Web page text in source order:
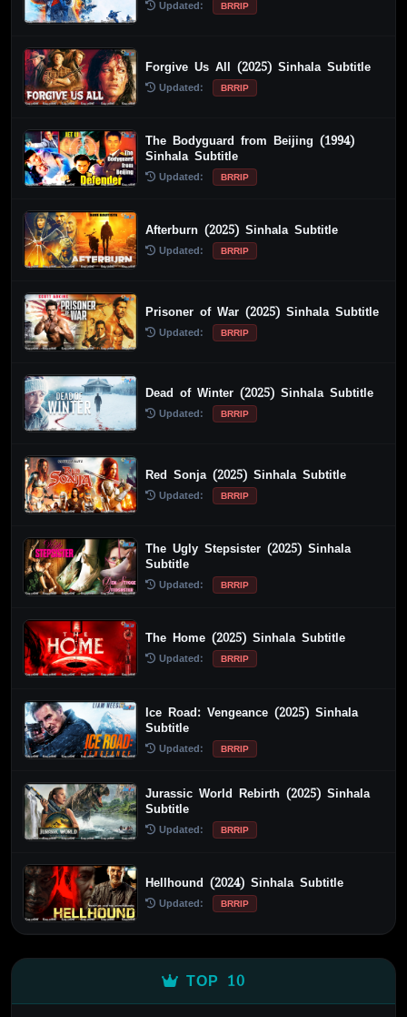
Updated: BRRIP
Forgive Us All (2025) Sinhala Subtitle
Updated: BRRIP
The Bodyguard from Beijing (1994)
Sinhala Subtitle
Updated: BRRIP
Afterburn (2025) Sinhala Subtitle
Updated: BRRIP
Prisoner of War (2025) Sinhala Subtitle
Updated: BRRIP
Dead of Winter (2025) Sinhala Subtitle
Updated: BRRIP
Red Sonja (2025) Sinhala Subtitle
Updated: BRRIP
The Ugly Stepsister (2025) Sinhala
Subtitle
Updated: BRRIP
The Home (2025) Sinhala Subtitle
Updated: BRRIP
Ice Road: Vengeance (2025) Sinhala
Subtitle
Updated: BRRIP
Jurassic World Rebirth (2025) Sinhala
Subtitle
Updated: BRRIP
Hellhound (2024) Sinhala Subtitle
Updated: BRRIP
TOP 10